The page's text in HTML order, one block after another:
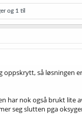
og 1 til
så løsningen
har nok også brukt lite
seg slutten pga